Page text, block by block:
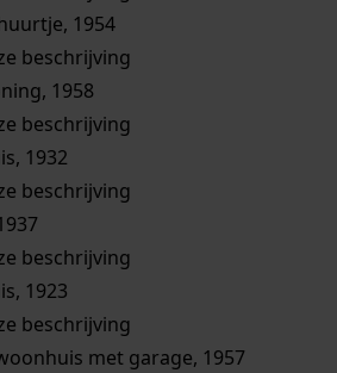
1954
beschrijving
1958
beschrijving
1932
beschrijving
beschrijving
1923
beschrijving
met garage, 1957